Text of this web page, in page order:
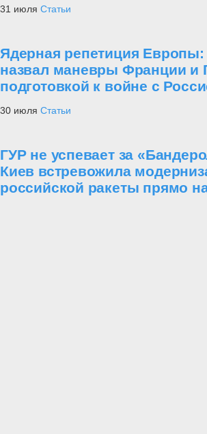
31 июля Статьи
Ядерная репетиция
назвал маневры Франции и
подготовкой к войне с
30 июля Статьи
ГУР не успевает за
Киев встревожила
российской ракеты прямо